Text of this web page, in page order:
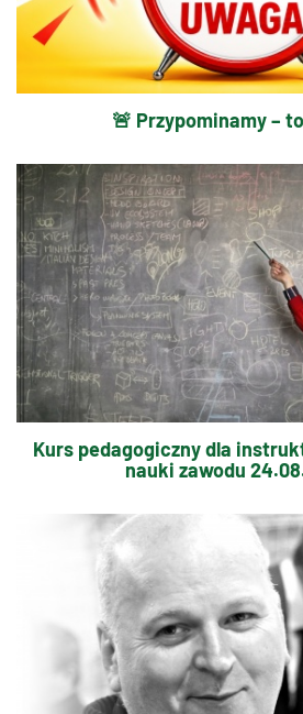
🚨 Przypominamy –
Kurs pedagogiczny dla
nauki zawodu